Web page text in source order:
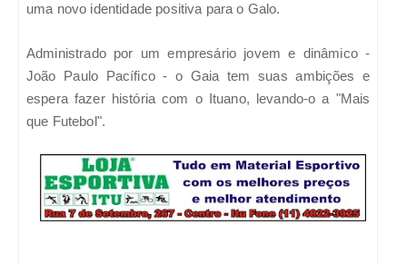
uma novo identidade positiva para o Galo.
Administrado por um empresário jovem e dinâmico -
João Paulo Pacífico - o Gaia tem suas ambições e
espera fazer história com o Ituano, levando-o a "Mais
que Futebol".